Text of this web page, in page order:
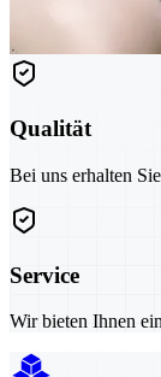
Qualität
Bei uns erhalten
Service
Wir bieten Ihnen